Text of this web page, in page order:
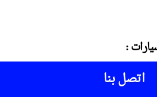
:
الخلل في عملية فتح، وغلق
اتصل بنا